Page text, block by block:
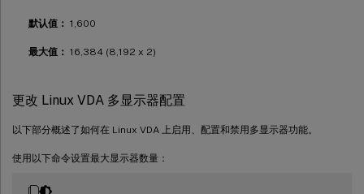
默认值： 1,600
最大值： 16,384 (8,192 x 2)
更改 Linux VDA 多显示器配置
以下部分概述了如何在 Linux VDA 上启用、配置和禁用多显示器功能。
使用以下命令设置最大显示器数量：